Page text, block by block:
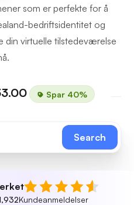
som er perfekte for å
bedriftsidentitet og
din virtuelle tilstedeværelse
Spar 40%
Search
Kundeanmeldelser